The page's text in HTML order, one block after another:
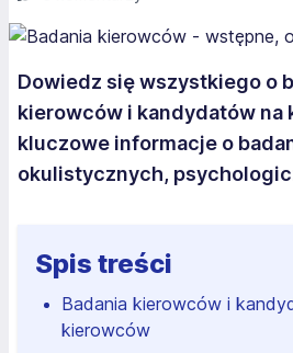
Dowiedz się wszystkiego o
kierowców i kandydatów na
kluczowe informacje o
okulistycznych,
Spis treści
Badania kierowców i
kierowców